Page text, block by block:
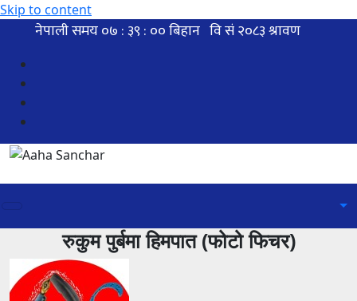
Skip to content
रुकुम पुर्बमा हिमपात (फोटो फिचर)